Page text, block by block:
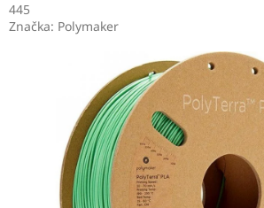
445
Značka: Polymaker